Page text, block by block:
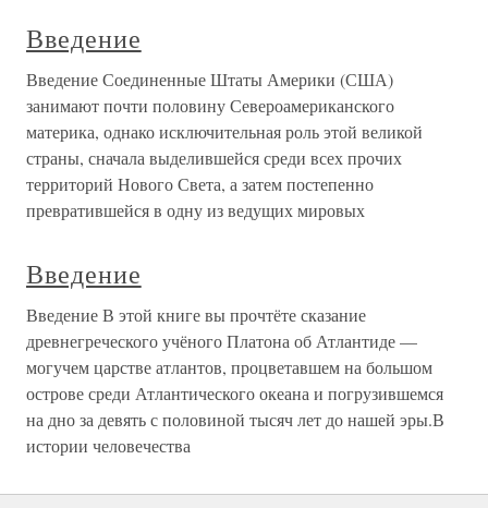
Введение
Введение Соединенные Штаты Америки (США)
занимают почти половину Североамериканского
материка, однако исключительная роль этой великой
страны, сначала выделившейся среди всех прочих
территорий Нового Света, а затем постепенно
превратившейся в одну из ведущих мировых
Введение
Введение В этой книге вы прочтёте сказание
древнегреческого учёного Платона об Атлантиде —
могучем царстве атлантов, процветавшем на большом
острове среди Атлантического океана и погрузившемся
на дно за девять с половиной тысяч лет до нашей эры.В
истории человечества